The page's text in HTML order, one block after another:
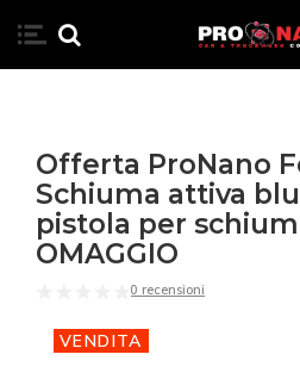
Offerta ProNano
Schiuma attiva
pistola per
OMAGGIO
0 recensioni
VENDITA